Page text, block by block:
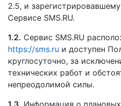
2.5, и
Сервисе SMS.RU.
1.2. Сервис SMS.RU
https://sms.ru и доступен
круглосуточно, за
технических работ и
непреодолимой силы.